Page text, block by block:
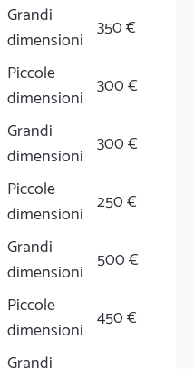
Grandi
dimensioni 350 €
Piccole
dimensioni 300 €
Grandi
dimensioni 300 €
Piccole
dimensioni 250 €
Grandi
dimensioni 500 €
Piccole
dimensioni 450 €
Grandi